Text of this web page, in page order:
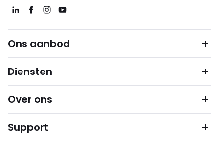
Ons aanbod
Diensten
Over ons
Support